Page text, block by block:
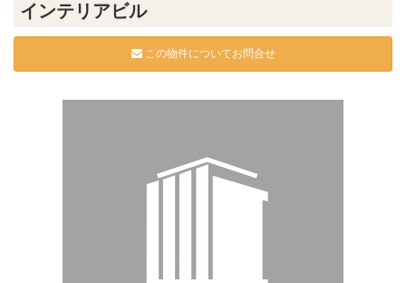
インテリアビル
この物件についてお問合せ